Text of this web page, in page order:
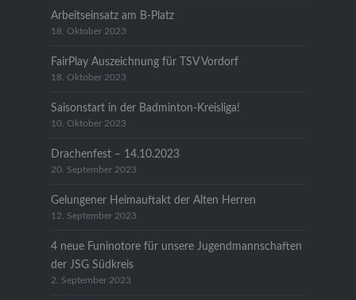
Arbeitseinsatz am B-Platz
18. Oktober 2023
FairPlay Auszeichnung für TSV Vordorf
18. Oktober 2023
Saisonstart in der Badminton-Kreisliga!
10. Oktober 2023
Drachenfest – 14.10.2023
20. September 2023
Gelungener Heimauftakt der Alten Herren
12. September 2023
4 neue Funinotore für unsere Jugendmannschaften
der JSG Südkreis
2. September 2023